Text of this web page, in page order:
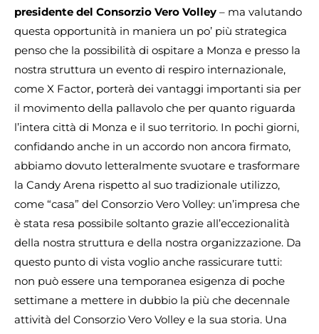
presidente del Consorzio Vero Volley – ma valutando
questa opportunità in maniera un po’ più strategica
penso che la possibilità di ospitare a Monza e presso la
nostra struttura un evento di respiro internazionale,
come X Factor, porterà dei vantaggi importanti sia per
il movimento della pallavolo che per quanto riguarda
l’intera città di Monza e il suo territorio. In pochi giorni,
confidando anche in un accordo non ancora firmato,
abbiamo dovuto letteralmente svuotare e trasformare
la Candy Arena rispetto al suo tradizionale utilizzo,
come “casa” del Consorzio Vero Volley: un’impresa che
è stata resa possibile soltanto grazie all’eccezionalità
della nostra struttura e della nostra organizzazione. Da
questo punto di vista voglio anche rassicurare tutti:
non può essere una temporanea esigenza di poche
settimane a mettere in dubbio la più che decennale
attività del Consorzio Vero Volley e la sua storia. Una